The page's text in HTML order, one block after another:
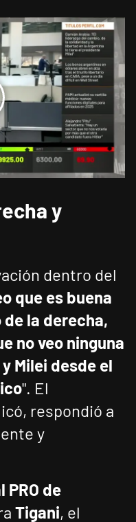
y
dentro del
que es buena
la derecha,
no veo ninguna
Milei desde el
". El
respondió a
y
PRO de
Tigani, el